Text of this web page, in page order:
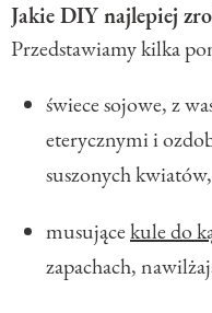
Jakie DIY najlepiej
Przedstawiamy kilka
świece sojowe, z
eterycznymi i
suszonych kwiatów,
musującekule do
zapachach,